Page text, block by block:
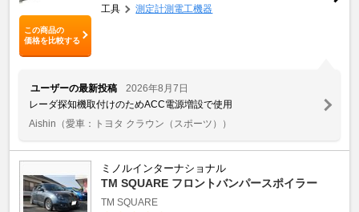
この商品の
価格を比較する
工具 測定計測電工機器
ユーザーの最新投稿
2026年8月7日
レーダ探知機取付けのためACC電源増設で使用
Aishin （愛車：トヨタ クラウン（スポーツ））
ミノルインターナショナル
TM SQUARE フロントバンパースポイラー
TM SQUARE